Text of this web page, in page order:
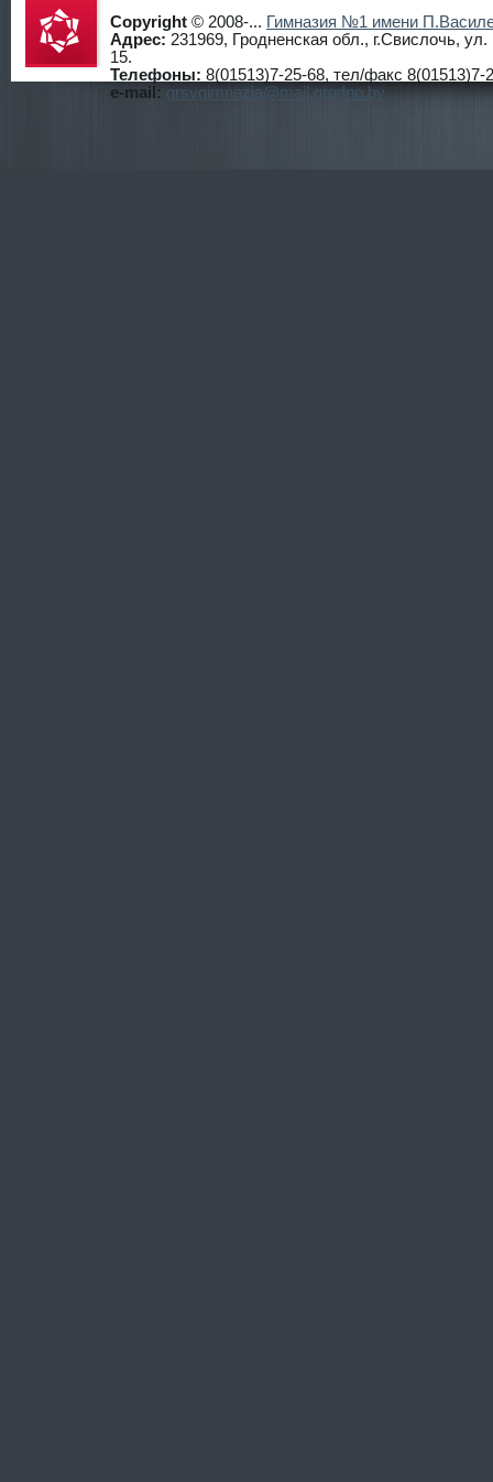
Гимнази
Copyright © 2008-... Гимназия №1 имени
Адрес: 231969, Гродненская обл., г.Свислочь,
15.
Телефоны: 8(01513)7-25-68, тел/факс 8(01513)7-
e-mail: grsvgimnazia@mail.grodno.by